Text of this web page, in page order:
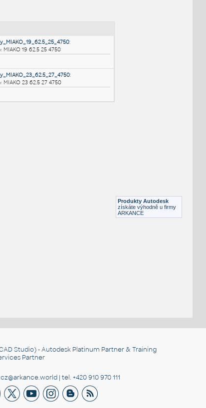
Produkty Autodesk
získáte výhodně u firmy
ARKANCE
Studio) - Autodesk Platinum Partner & Training
Partner
| tel. +420 910 970 111